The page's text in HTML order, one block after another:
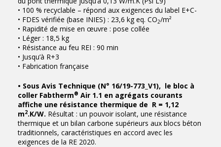
• 100 % recyclable – répond aux exigences du label E+C-
• FDES vérifiée (base INIES) : 23,6 kg eq. CO2/m²
• Rapidité de mise en œuvre : pose collée
• Léger : 18,5 kg
• Résistance au feu REI : 90 min
• Jusqu’à R+3
• Fabrication française
• Sous Avis Technique (N° 16/19-773_V1), le bloc à
coller Fabtherm® Air 1.1 en agrégats courants
affiche une résistance thermique de R = 1,12
m2.K/W. Résultat : un pouvoir isolant, une résistance
thermique et un bilan carbone supérieurs aux blocs béton
traditionnels, caractéristiques en accord avec les
exigences de la RE 2020.